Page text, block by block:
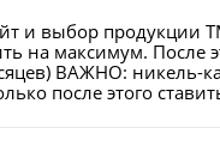
и выбор продукции
на максимум.
ВАЖНО:
после этого